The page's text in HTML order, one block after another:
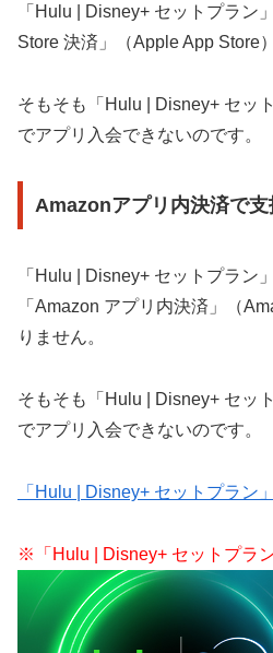
「Hulu | Disney+ セットプラン
Store 決済」（Apple App Store
そもそも「Hulu | Disney+ セッ
でアプリ入会できないのです。
Amazonアプリ内決済で
「Hulu | Disney+ セットプラン
「Amazon アプリ内決済」（
りません。
そもそも「Hulu | Disney+ セッ
でアプリ入会できないのです。
「Hulu | Disney+ セットプラン
※「Hulu | Disney+ セットプラ